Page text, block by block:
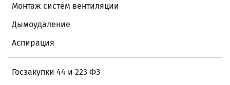
Монтаж систем вентиляции
Дымоудаление
Аспирация
Госзакупки 44 и 223 ФЗ